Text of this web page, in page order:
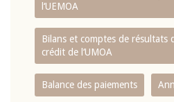
l‘UEMOA
Bilans et comptes de résultats
crédit de l‘UMOA
Balance des paiements